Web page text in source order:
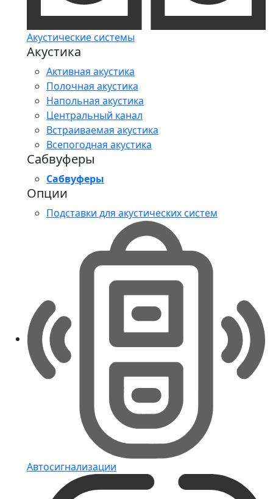
Акустические системы
Акустика
Активная акустика
Полочная акустика
Напольная акустика
Центральный канал
Встраиваемая акустика
Всепогодная акустика
Сабвуферы
Сабвуферы
Опции
Подставки для акустических систем
Автосигнализации